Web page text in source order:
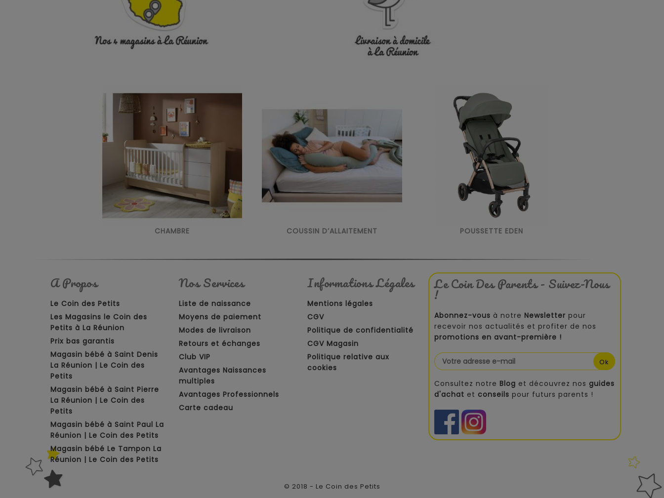
CHAMBRE COUSSIN D’ALLAITEMENT POUSSETTE EDEN
A Propos
Le Coin des Petits
Les Magasins le Coin des
Petits à La Réunion
Prix bas garantis
Magasin bébé à Saint Denis
La Réunion | Le Coin des
Petits
Magasin bébé à Saint Pierre
La Réunion | Le Coin des
Petits
Magasin bébé à Saint Paul La
Réunion | Le Coin des Petits
Magasin bébé Le Tampon La
Réunion | Le Coin des Petits
Nos Services
Liste de naissance
Moyens de paiement
Modes de livraison
Retours et échanges
Club VIP
Avantages Naissances
multiples
Avantages Professionnels
Carte cadeau
Informations Légales
Mentions légales
CGV
Politique de confidentialité
CGV Magasin
Politique relative aux
cookies
Le Coin Des Parents - Suivez-Nous
!
Abonnez-vous à notre Newsletter pour
recevoir nos actualités et profiter de nos
promotions en avant-première !
Consultez notre Blog et découvrez nos guides
d'achat et conseils pour futurs parents !
© 2018 - Le Coin des Petits